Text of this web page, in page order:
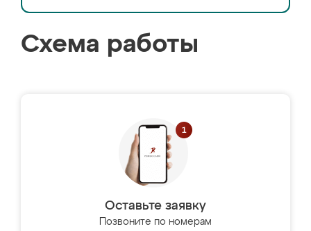
Схема работы
Оставьте заявку
Позвоните по номерам